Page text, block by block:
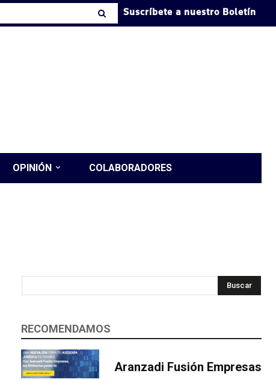
Suscríbete a nuestro Boletín
OPINIÓN COLABORADORES
Buscar
RECOMENDAMOS
Aranzadi Fusión Empresas